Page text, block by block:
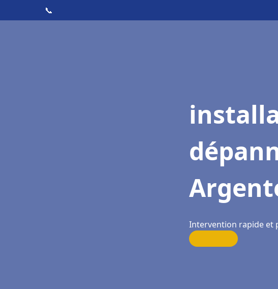
📞
Intervention rapide et